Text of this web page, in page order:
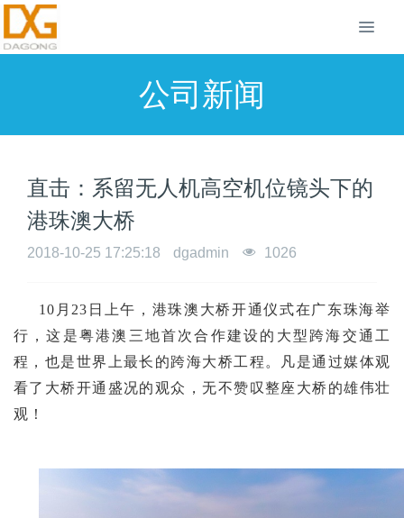
公司新闻
直击：系留无人机高空机位镜头下的
港珠澳大桥
2018-10-25 17:25:18 dgadmin 1026
10月23日上午，港珠澳大桥开通仪式在广东珠海举
行，这是粤港澳三地首次合作建设的大型跨海交通工
程，也是世界上最长的跨海大桥工程。凡是通过媒体观
看了大桥开通盛况的观众，无不赞叹整座大桥的雄伟壮
观！